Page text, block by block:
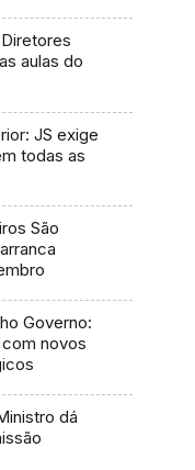
aulas do
JS exige
todas as
São
Governo:
novos
dá